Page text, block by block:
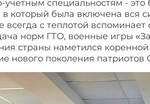
учетным специальностям -
в который была включена
всегда с теплотой
норм ГТО, военные игры
страны наметился
нового поколения